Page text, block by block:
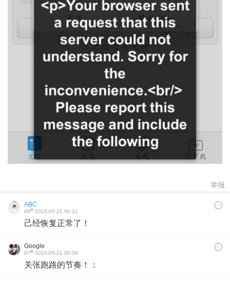
举报
ABC
88# 2015-05-21 00:21
己经恢复正常了！
Google
87# 2015-05-21 00:09
关张跑路的节奏！：